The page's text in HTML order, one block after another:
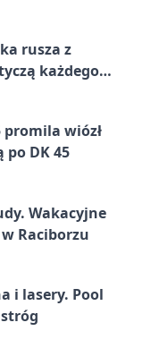
rusza z
każdego
promila wiózł
DK 45
Wakacyjne
Raciborzu
i lasery. Pool